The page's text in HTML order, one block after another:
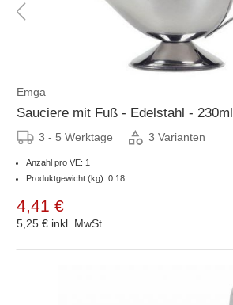
Emga
Sauciere mit Fuß - Edelstahl - 230ml
3 - 5 Werktage 3 Varianten
Anzahl pro VE: 1
Produktgewicht (kg): 0.18
4,41 €
5,25 € inkl. MwSt.